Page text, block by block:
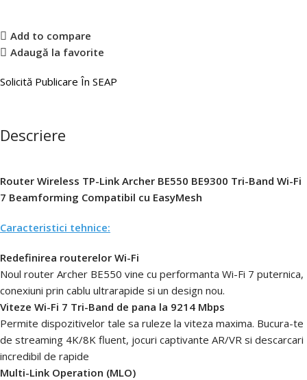
Add to compare
Adaugă la favorite
Solicită Publicare În SEAP
Descriere
Router Wireless TP-Link Archer BE550 BE9300 Tri-Band Wi-Fi
7 Beamforming Compatibil cu EasyMesh
Caracteristici tehnice:
Redefinirea routerelor Wi-Fi
Noul router Archer BE550 vine cu performanta Wi-Fi 7 puternica,
conexiuni prin cablu ultrarapide si un design nou.
Viteze Wi-Fi 7 Tri-Band de pana la 9214 Mbps
Permite dispozitivelor tale sa ruleze la viteza maxima. Bucura-te
de streaming 4K/8K fluent, jocuri captivante AR/VR si descarcari
incredibil de rapide
Multi-Link Operation (MLO)